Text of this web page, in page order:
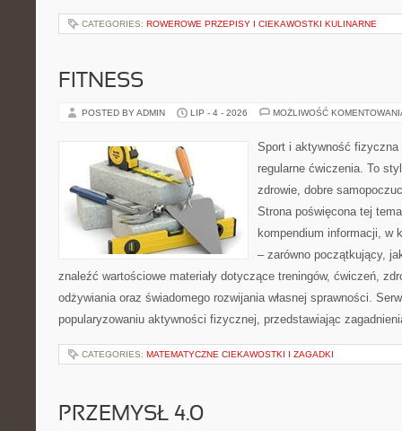
CATEGORIES: ROWEROWE PRZEPISY I CIEKAWOSTKI KULINARNE
FITNESS
POSTED BY ADMIN LIP - 4 - 2026 MOŻLIWOŚĆ
Sport i aktywność
regularne ćwiczenia. To
zdrowie, dobre
Strona poświęcona tej
kompendium informacji, w
– zarówno początkujący,
znaleźć wartościowe materiały dotyczące treningów, ćwiczeń,
odżywiania oraz świadomego rozwijania własnej sprawności.
popularyzowaniu aktywności fizycznej, przedstawiając
CATEGORIES: MATEMATYCZNE CIEKAWOSTKI I ZAGADKI
PRZEMYSŁ 4.0